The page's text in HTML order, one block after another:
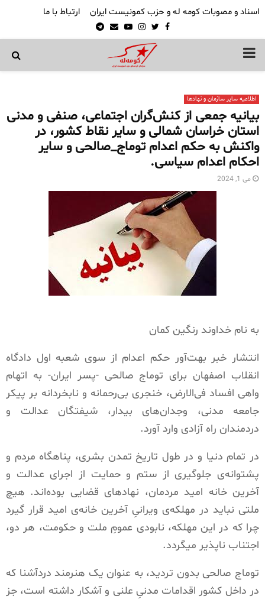
اسناد و مصوبات کومه له و حزب کمونیست ایران ارتباط با ما
Facebook
Twitter
Instagram
Youtube
Email
Telegram
PRIMARY
اطلاعیه سایر سازمان و نهادها
بیانیه جمعی از کنش‌گران اجتماعی، صنفی و مدنی
استان‌ خراسان شمالی و سایر نقاط کشور، در
واکنش به حکم اعدام توماج_صالحی و سایر
احکام اعدام سیاسی.
می 1, 2024
به نام خداوند رنگین کمان
انتشار خبر بهت‌آور حکم اعدام از سوی شعبه اول دادگاه
انقلاب اصفهان برای توماج صالحی -پسر ایران- به اتهام
واهی افساد فی‌الارض، خنجری بی‌رحمانه و نابخردانه بر پیکر
جامعه مدنی، وجدان‌های بیدار، شیفتگان عدالت و
دردمندان راه آزادی وارد آورد.
در تمام دنیا و در طول تاریخ تمدن بشری، پناهگاه مردم و
پشتوانه‌ی جلوگیری از ستم و حمایت از اجرای عدالت و
آخرین خانه امید مردمان، نهادهای قضایی بوده‌اند. هیچ
ملتی نباید در مهلکه‌ی ویرانیِ آخرین خانه‌ی امید قرار گیرد
چرا که در این مهلکه، نابودی عمومِ ملت و حکومت، هر دو،
اجتناب ناپذیر میگردد.
توماج صالحی بدون تردید، به عنوان یک هنرمند دردآشنا که
در داخل کشور اقدامات مدنیِ علنی و آشکار داشته است، جز